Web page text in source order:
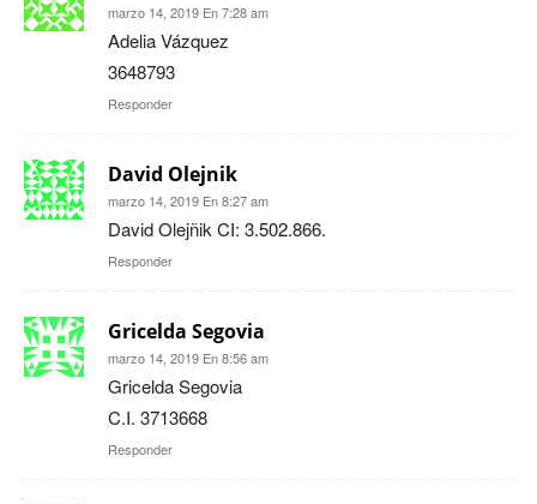
marzo 14, 2019 En 7:28 am
Adelia Vázquez
3648793
Responder
David Olejnik
marzo 14, 2019 En 8:27 am
David Olejñik CI: 3.502.866.
Responder
Gricelda Segovia
marzo 14, 2019 En 8:56 am
Gricelda Segovia
C.I. 3713668
Responder